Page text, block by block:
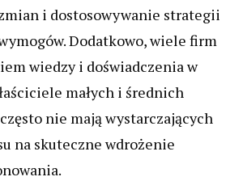
i dostosowywanie strategii
Dodatkowo, wiele firm
wiedzy i doświadczenia w
małych i średnich
nie mają wystarczających
na skuteczne wdrożenie